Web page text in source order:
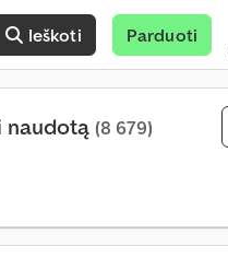
Ieškoti Parduoti
naudotą (8 679)